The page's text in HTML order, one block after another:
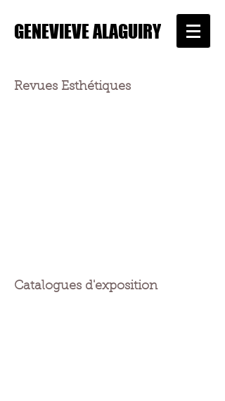
GENEVIEVE ALAGUIRY
Revues Esthétiques
Catalogues d'exposition